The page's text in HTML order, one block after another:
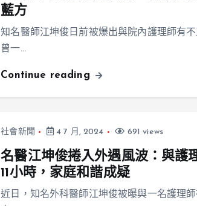
藍方
知名醫師江坤俊日前被爆出與院內護理師有
曾一…
Continue reading
社會新聞 4 7 月, 2024 691 views
名醫江坤俊捲入外遇風波：與護
11小時，家庭和諧成疑
近日，知名外科醫師江坤俊被曝與一名護理師